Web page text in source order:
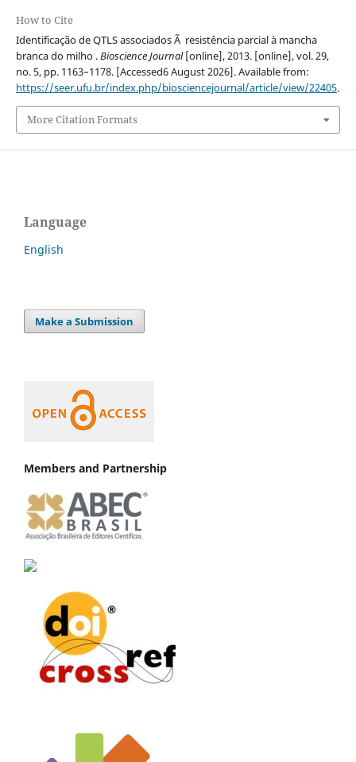
How to Cite
Identificação de QTLS associados Ã resistência parcial à mancha
branca do milho .Bioscience Journal[online], 2013. [online], vol. 29,
no. 5, pp. 1163–1178. [Accessed6 August 2026]. Available from:
https://seer.ufu.br/index.php/biosciencejournal/article/view/22405.
More Citation Formats
Language
English
Make a Submission
Members and Partnership